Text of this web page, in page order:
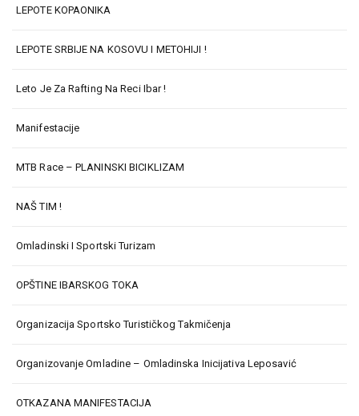
LEPOTE KOPAONIKA
LEPOTE SRBIJE NA KOSOVU I METOHIJI !
Leto Je Za Rafting Na Reci Ibar !
Manifestacije
MTB Race – PLANINSKI BICIKLIZAM
NAŠ TIM !
Omladinski I Sportski Turizam
OPŠTINE IBARSKOG TOKA
Organizacija Sportsko Turističkog Takmičenja
Organizovanje Omladine – Omladinska Inicijativa Leposavić
OTKAZANA MANIFESTACIJA